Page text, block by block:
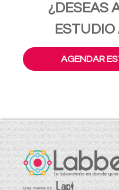
¿DESEAS
AGENDAR